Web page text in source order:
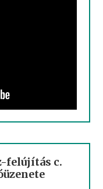
felújítás c.